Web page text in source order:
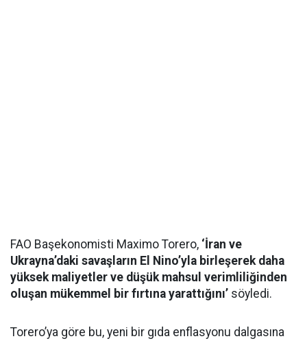
FAO Başekonomisti Maximo Torero, ‘İran ve
Ukrayna’daki savaşların El Nino’yla birleşerek daha
yüksek maliyetler ve düşük mahsul verimliliğinden
oluşan mükemmel bir fırtına yarattığını’ söyledi.
Torero’ya göre bu, yeni bir gıda enflasyonu dalgasına